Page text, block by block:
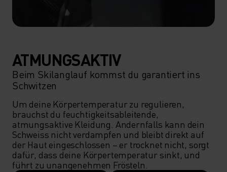
ATMUNGSAKTIV
Beim Skilanglauf kommst du garantiert ins
Schwitzen
Um deine Körpertemperatur zu regulieren,
brauchst du feuchtigkeitsableitende,
atmungsaktive Kleidung. Andernfalls kann dein
Schweiss nicht verdampfen und bleibt direkt auf
der Haut eingeschlossen – er trocknet nicht, sorgt
dafür, dass deine Körpertemperatur sinkt, und
führt zu unangenehmen Frösteln.